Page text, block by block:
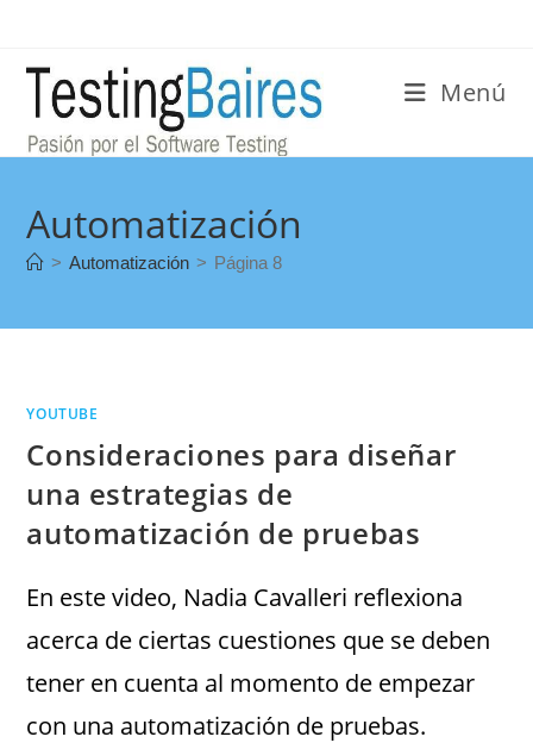
Menú
Automatización
> Automatización > Página 8
YOUTUBE
Consideraciones para diseñar
una estrategias de
automatización de pruebas
En este video, Nadia Cavalleri reflexiona
acerca de ciertas cuestiones que se deben
tener en cuenta al momento de empezar
con una automatización de pruebas.